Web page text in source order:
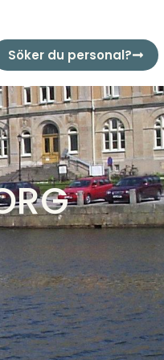
Söker du personal?